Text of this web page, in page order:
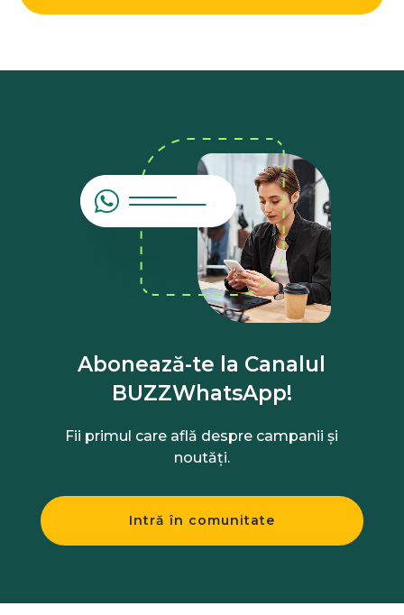
Abonează-te la Canalul
BUZZWhatsApp!
Fii primul care află despre campanii și
noutăți.
Intră în comunitate